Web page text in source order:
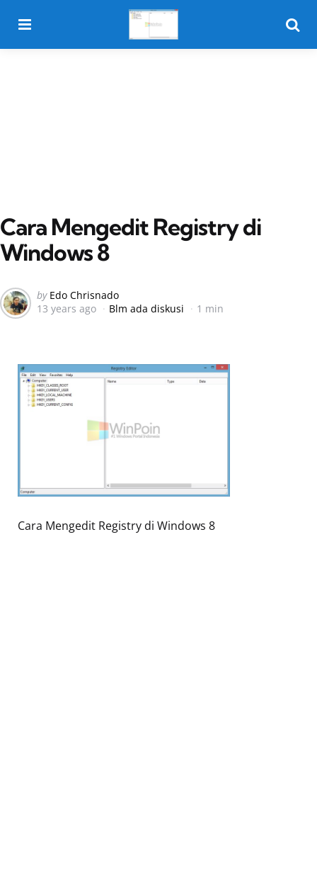
Cara Mengedit Registry di
Windows 8
Posted
by
by Edo Chrisnado
13 years ago
Blm ada diskusi 1 min
Cara Mengedit Registry di Windows 8